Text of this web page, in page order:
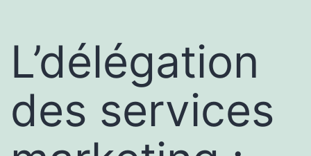
L’délégation
des services